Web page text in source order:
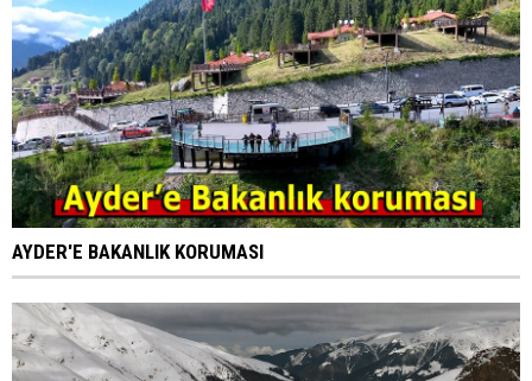
AYDER'E BAKANLIK KORUMASI